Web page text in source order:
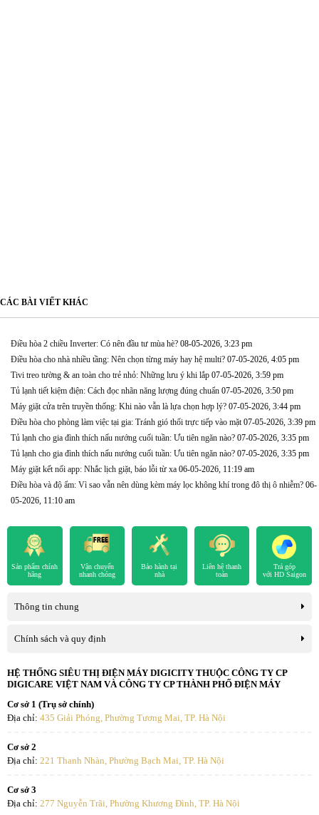
CÁC BÀI VIẾT KHÁC
Điều hòa 2 chiều Inverter: Có nên đầu tư mùa hè? 08-05-2026, 3:23 pm
Điều hòa cho nhà nhiều tầng: Nên chọn từng máy hay hệ multi? 07-05-2026, 4:05 pm
Tivi treo tường & an toàn cho trẻ nhỏ: Những lưu ý khi lắp 07-05-2026, 3:59 pm
Tủ lạnh tiết kiệm điện: Cách đọc nhãn năng lượng đúng chuẩn 07-05-2026, 3:50 pm
Máy giặt cửa trên truyền thống: Khi nào vẫn là lựa chọn hợp lý? 07-05-2026, 3:44 pm
Điều hòa cho phòng làm việc tại gia: Tránh gió thổi trực tiếp vào mặt 07-05-2026, 3:39 pm
Tủ lạnh cho gia đình thích nấu nướng cuối tuần: Ưu tiên ngăn nào? 07-05-2026, 3:35 pm
Tủ lạnh cho gia đình thích nấu nướng cuối tuần: Ưu tiên ngăn nào? 07-05-2026, 3:35 pm
Máy giặt kết nối app: Nhắc lịch giặt, báo lỗi từ xa 06-05-2026, 11:19 am
Điều hòa và độ ẩm: Vì sao vẫn nên dùng kèm máy lọc không khí trong đô thị ô nhiễm? 06-
05-2026, 11:10 am
Sản phẩm chính
hãng
Vận chuyển
nhanh chóng
Bảo hành tại
nhà
Liên hệ thanh
toán
Trả góp
với HD Saigon
Thông tin chung
Chính sách và quy định
HỆ THỐNG SIÊU THỊ ĐIỆN MÁY DIGICITY THUỘC CÔNG TY CP
DIGICARE VIỆT NAM VÀ CÔNG TY CP THÀNH PHỐ ĐIỆN MÁY
Cơ sở 1 (Trụ sở chính)
Địa chỉ: 435 Giải Phóng, Phường Tương Mai, TP. Hà Nội
Cơ sở 2
Địa chỉ: 221 Thanh Nhàn, Phường Bạch Mai, TP. Hà Nội
Cơ sở 3
Địa chỉ: 277 Nguyễn Trãi, Phường Khương Đình, TP. Hà Nội